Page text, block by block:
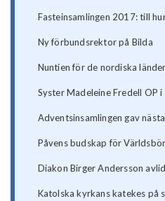
Fasteinsamlingen 2017: till
Ny förbundsrektor på Bilda
Nuntien för de nordiska
Syster Madeleine Fredell OP
Adventsinsamlingen gav
Påvens budskap för
Diakon Birger Andersson
Katolska kyrkans katekes på